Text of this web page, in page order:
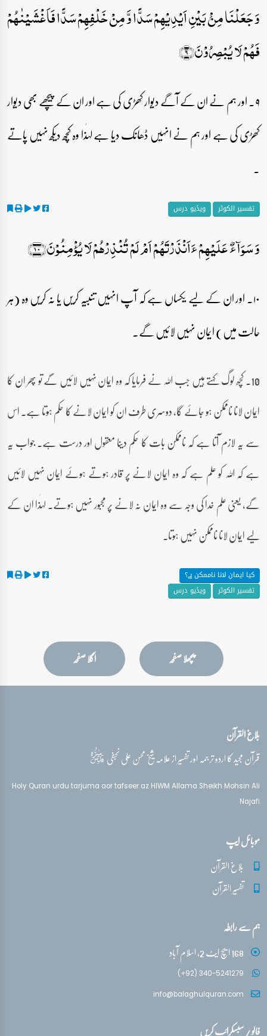
وَ جَعَلۡنَا مِنۡۢ بَیۡنِ اَیۡدِیۡہِمۡ سَدًّا وَّ مِنۡ خَلۡفِہِمۡ سَدًّا فَاَغۡشَیۡنٰہُمۡ
فَہُمۡ لَا یُبۡصِرُوۡنَ﴿۹﴾
۹۔ اور ہم نے ان کے آگے دیوار کھڑی کی ہے اور ان کے پیچھے بھی دیوار
کھڑی کی ہے اور ہم نے انہیں ڈھانک دیا ہے لہٰذا وہ کچھ دیکھ نہیں پاتے
۔
تفسیر الکوثر ویڈیو درس
وَ سَوَآءٌ عَلَیۡہِمۡ ءَاَنۡذَرۡتَہُمۡ اَمۡ لَمۡ تُنۡذِرۡہُمۡ لَا یُؤۡمِنُوۡنَ﴿۱۰﴾
۱۰۔ اور ان کے لیے یکساں ہے کہ آپ انہیں تنبیہ کریں یا نہ کریں وہ (ہر
حالت میں) ایمان نہیں لائیں گے۔
10۔ کچھ لوگ کہتے ہیں جب اللہ نے فرمایا کہ وہ ایمان نہیں لائیں گے تو پھر ان کا
ایمان لانا ناممکن ہو جائے گا، دوسری طرف ان کو ایمان لانے کا حکم ہوتا ہے۔ اس
سے یہ لازم آتا ہے کہ ناممکن بات کا حکم دینا معقول اور درست ہے۔ جواب یہ
ہے کہ اللہ کو علم ہے کہ وہ ایمان لانے پر قادر ہوتے ہوئے ایمان نہیں لائیں
گے، یعنی علم خدا کی وجہ سے وہ ایمان نہ لانے پر مجبور نہیں ہوتے۔ لہٰذا ان کے
لیے ایمان لانا ناممکن نہیں ہوتا۔
کیا ایمان لانا ناممکن ہے؟
تفسیر الکوثر
ویڈیو درس
پچھلا صفحہ اگلا صفحہ
بلاغ القرآن
قرآن مجید کا اردو ترجمہ اور تفسیر از علامہ شیخ محسن علی نجفیقدس‌سره
Holy Quran urdu tarjuma aor tafseer az HIWM Allama Sheikh Mohsin Ali
Najafi
موبائل ایپ
بلاغ القرآن
تفسیر القرآن
ہم سے رابطہ
168 ایچ ایٹ 2، اسلام آباد
(+92) 340-5241279
info@balaghulquran.com
فالو / سبسکرائب کریں